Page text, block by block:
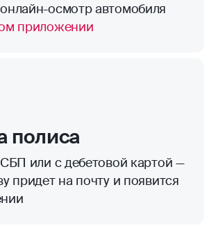
осмотр автомобиля
приложении
полиса
или с дебетовой картой —
придет на почту и появится